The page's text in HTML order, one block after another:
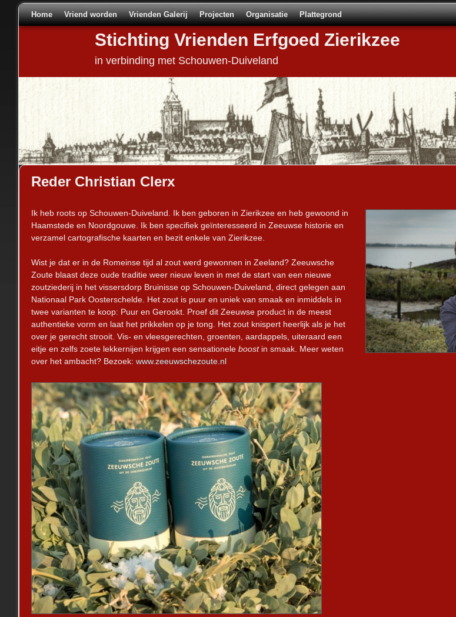
Spring naar de primaire inhoud
Spring naar de secundaire inhoud
Home Vriend worden Vrienden Galerij Projecten Organisatie Plattegrond
Stichting Vrienden Erfgoed Zierikzee
in verbinding met Schouwen-Duiveland
Reder Christian Clerx
Ik heb roots op Schouwen-Duiveland. Ik ben geboren in Zierikzee en heb gewoond in
Haamstede en Noordgouwe. Ik ben specifiek geïnteresseerd in Zeeuwse historie en
verzamel cartografische kaarten en bezit enkele van Zierikzee.
Wist je dat er in de Romeinse tijd al zout werd gewonnen in Zeeland? Zeeuwsche
Zoute blaast deze oude traditie weer nieuw leven in met de start van een nieuwe
zoutziederij in het vissersdorp Bruinisse op Schouwen-Duiveland, direct gelegen aan
Nationaal Park Oosterschelde. Het zout is puur en uniek van smaak en inmiddels in
twee varianten te koop: Puur en Gerookt. Proef dit Zeeuwse product in de meest
authentieke vorm en laat het prikkelen op je tong. Het zout knispert heerlijk als je het
over je gerecht strooit. Vis- en vleesgerechten, groenten, aardappels, uiteraard een
eitje en zelfs zoete lekkernijen krijgen een sensationele boostin smaak. Meer weten
over het ambacht? Bezoek: www.zeeuwschezoute.nl